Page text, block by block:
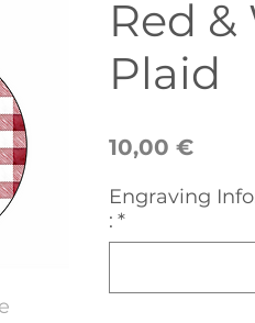
Red
Plaid
10,00 €Preço
Engraving
: *